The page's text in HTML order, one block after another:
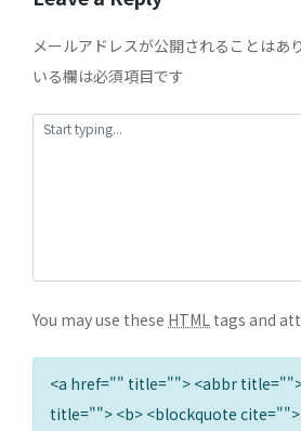
メールアドレスが公開されることはあ
いる欄は必須項目です
You may use these HTML tags and
<a href="" title=""> <abbr
title=""> <b> <blockquote cite="">